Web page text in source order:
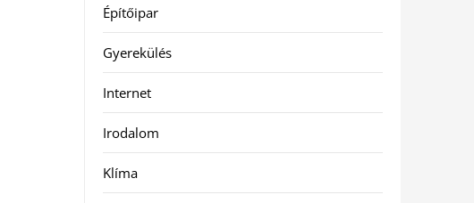
Építőipar
Gyerekülés
Internet
Irodalom
Klíma